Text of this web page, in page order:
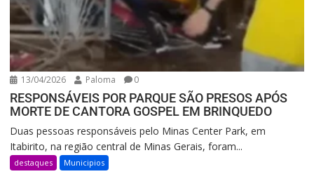
13/04/2026 Paloma 0
RESPONSÁVEIS POR PARQUE SÃO PRESOS APÓS
MORTE DE CANTORA GOSPEL EM BRINQUEDO
Duas pessoas responsáveis pelo Minas Center Park, em
Itabirito, na região central de Minas Gerais, foram...
destaques Municipios